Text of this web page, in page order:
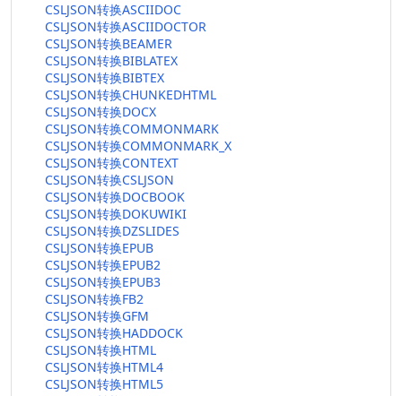
CSLJSON转换ASCIIDOC
CSLJSON转换ASCIIDOCTOR
CSLJSON转换BEAMER
CSLJSON转换BIBLATEX
CSLJSON转换BIBTEX
CSLJSON转换CHUNKEDHTML
CSLJSON转换DOCX
CSLJSON转换COMMONMARK
CSLJSON转换COMMONMARK_X
CSLJSON转换CONTEXT
CSLJSON转换CSLJSON
CSLJSON转换DOCBOOK
CSLJSON转换DOKUWIKI
CSLJSON转换DZSLIDES
CSLJSON转换EPUB
CSLJSON转换EPUB2
CSLJSON转换EPUB3
CSLJSON转换FB2
CSLJSON转换GFM
CSLJSON转换HADDOCK
CSLJSON转换HTML
CSLJSON转换HTML4
CSLJSON转换HTML5